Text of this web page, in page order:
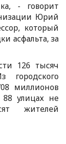
- говорит
Юрий
который
асфальта, за
126 тысяч
городского
миллионов
улицах не
жителей